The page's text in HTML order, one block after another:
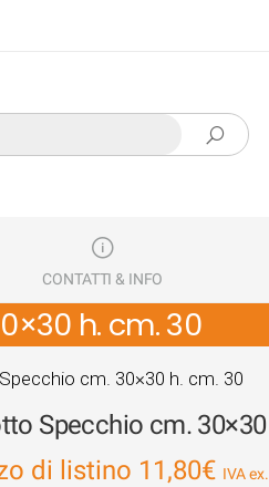
CONTATTI & INFO
h. cm. 30
cm. 30×30 h. cm. 30
Specchio cm.
di listino 11,80€